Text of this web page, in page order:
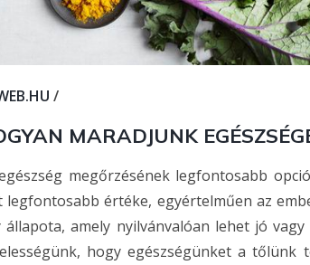
/
MARADJUNK
megőrzésének legfontosabb
legfontosabb értéke, egyértelműen az
állapota, amely nyilvánvalóan lehet jó
hogy egészségünket a tőlünk